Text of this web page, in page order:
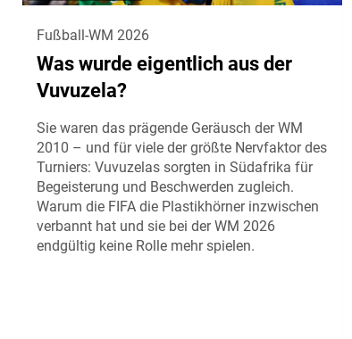
Fußball-WM 2026
Was wurde eigentlich aus der
Vuvuzela?
Sie waren das prägende Geräusch der WM
2010 – und für viele der größte Nervfaktor des
Turniers: Vuvuzelas sorgten in Südafrika für
Begeisterung und Beschwerden zugleich.
Warum die FIFA die Plastikhörner inzwischen
verbannt hat und sie bei der WM 2026
endgültig keine Rolle mehr spielen.